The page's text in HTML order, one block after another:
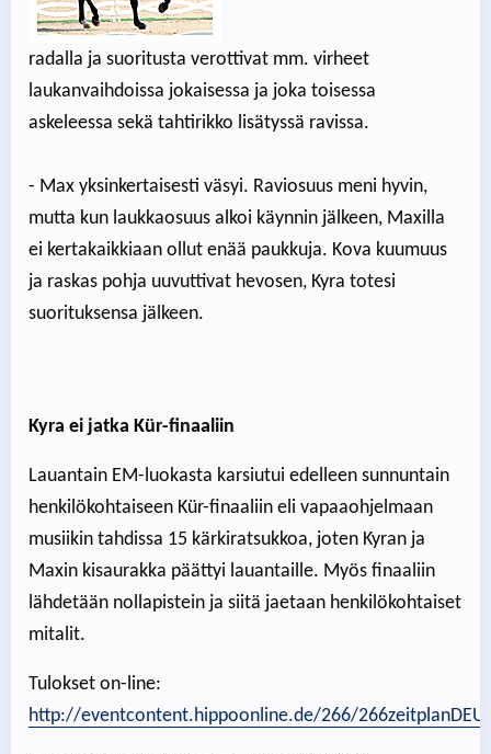
radalla ja suoritusta verottivat mm. virheet
laukanvaihdoissa jokaisessa ja joka toisessa
askeleessa sekä tahtirikko lisätyssä ravissa.
- Max yksinkertaisesti väsyi. Raviosuus meni hyvin,
mutta kun laukkaosuus alkoi käynnin jälkeen, Maxilla
ei kertakaikkiaan ollut enää paukkuja. Kova kuumuus
ja raskas pohja uuvuttivat hevosen, Kyra totesi
suorituksensa jälkeen.
Kyra ei jatka Kür-finaaliin
Lauantain EM-luokasta karsiutui edelleen sunnuntain
henkilökohtaiseen Kür-finaaliin eli vapaaohjelmaan
musiikin tahdissa 15 kärkiratsukkoa, joten Kyran ja
Maxin kisaurakka päättyi lauantaille. Myös finaaliin
lähdetään nollapistein ja siitä jaetaan henkilökohtaiset
mitalit.
Tulokset on-line:
http://eventcontent.hippoonline.de/266/